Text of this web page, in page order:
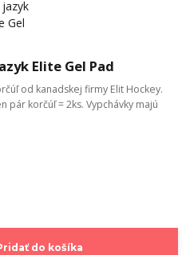
Elite Gel Pad
od kanadskej firmy Elit Hockey.
pár korčúľ = 2ks. Vypchávky majú
do košíka